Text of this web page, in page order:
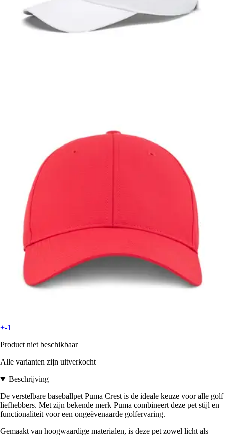
+-1
Product niet beschikbaar
Alle varianten zijn uitverkocht
Beschrijving
De verstelbare baseballpet Puma Crest is de ideale keuze voor alle golf
liefhebbers. Met zijn bekende merk Puma combineert deze pet stijl en
functionaliteit voor een ongeëvenaarde golfervaring.
Gemaakt van hoogwaardige materialen, is deze pet zowel licht als